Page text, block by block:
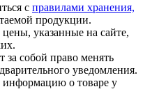
с правилами хранения,
продукции.
указанные на сайте,
за собой право менять
уведомления.
информацию о товаре у